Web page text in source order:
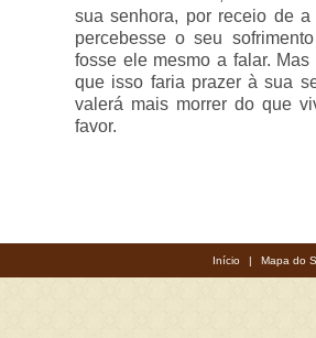
sua senhora, por receio de
percebesse o seu
fosse ele mesmo a falar.
que isso faria prazer à sua
valerá mais morrer do que
favor.
Início | Mapa do